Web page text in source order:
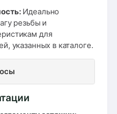
Идеально
резьбы и
для
указанных в каталоге.